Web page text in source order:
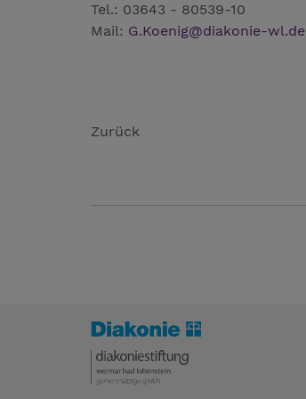
Tel.: 03643 - 80539-10
Mail: G.Koenig@diakonie-wl.de
Zurück